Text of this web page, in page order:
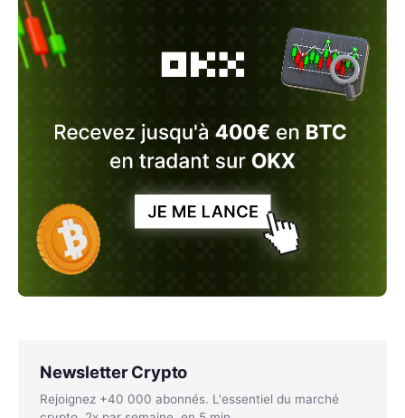
Newsletter Crypto
Rejoignez +40 000 abonnés. L'essentiel du marché